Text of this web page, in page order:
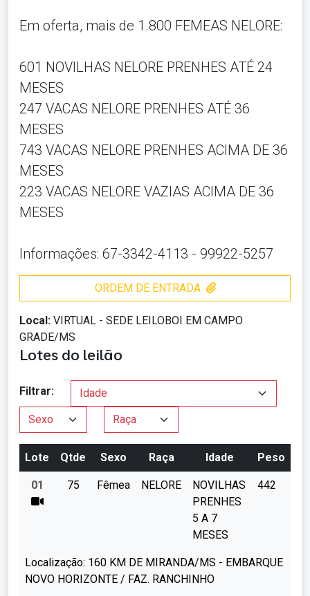
Em oferta, mais de 1.800 FEMEAS NELORE:
601 NOVILHAS NELORE PRENHES ATÉ 24
MESES
247 VACAS NELORE PRENHES ATÉ 36
MESES
743 VACAS NELORE PRENHES ACIMA DE 36
MESES
223 VACAS NELORE VAZIAS ACIMA DE 36
MESES
Informações: 67-3342-4113 - 99922-5257
ORDEM DE ENTRADA
Local: VIRTUAL - SEDE LEILOBOI EM CAMPO
GRADE/MS
Lotes do leilão
Filtrar:
Lote Qtde Sexo Raça Idade Peso
01 75 Fêmea NELORE
NOVILHAS
PRENHES
5 A 7
MESES
442
Localização: 160 KM DE MIRANDA/MS - EMBARQUE
NOVO HORIZONTE / FAZ. RANCHINHO